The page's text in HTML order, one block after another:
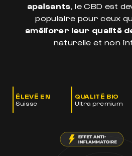
apaisants , le CBD est
populaire pour ceux
améliorer leur qualité
naturelle et non
ÉLEVÉ EN
Suisse
QUALITÉ BIO
Ultra premium